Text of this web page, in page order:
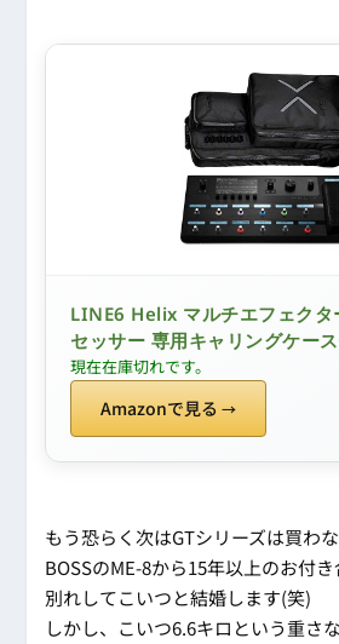
LINE6 Helix マルチエフェクタ
セッサー 専用キャリングケー
現在在庫切れです。
Amazonで見る
もう恐らく次はGTシリーズは買わな
BOSSのME-8から15年以上のお付
別れしてこいつと結婚します(笑)
しかし、こいつ6.6キロという重さ